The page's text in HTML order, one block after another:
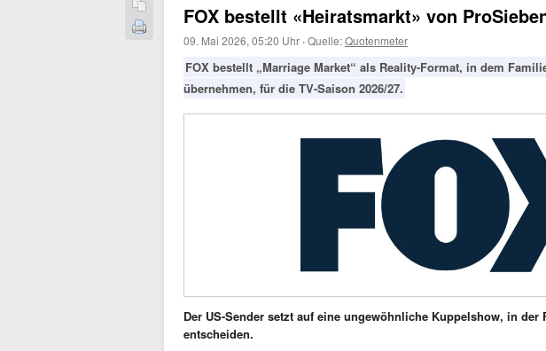
FOX bestellt «Heiratsmarkt» von
09. Mai 2026, 05:20 Uhr ·Quelle:Quotenmeter
FOX bestellt „Marriage Market“ als Reality-Format, in dem
übernehmen, für die TV-Saison 2026/27.
Der US-Sender setzt auf eine ungewöhnliche Kuppelshow, in
entscheiden.